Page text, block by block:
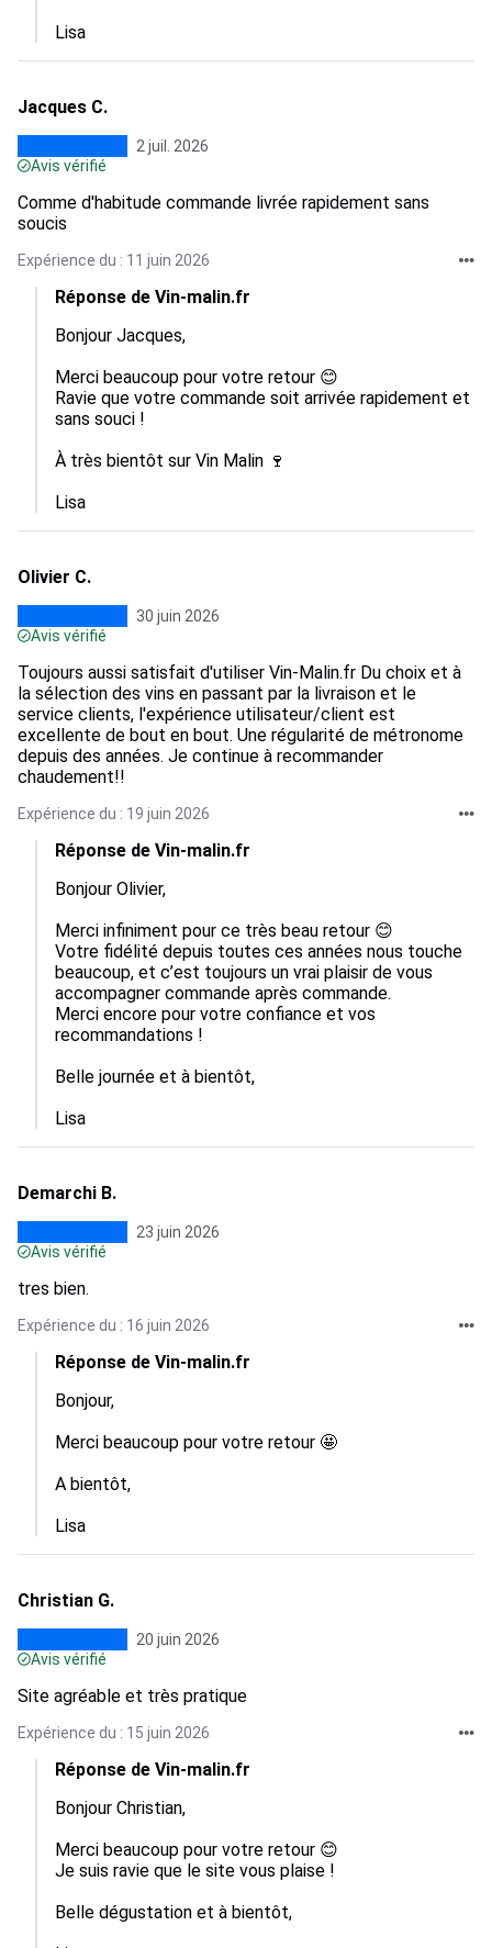
Lisa
Jacques C.
2 juil. 2026
Avis vérifié
Comme d'habitude commande livrée rapidement sans
soucis
Expérience du : 11 juin 2026
Réponse de Vin-malin.fr
Bonjour Jacques,
Merci beaucoup pour votre retour 😊
Ravie que votre commande soit arrivée rapidement et
sans souci !
À très bientôt sur Vin Malin 🍷
Lisa
Olivier C.
30 juin 2026
Avis vérifié
Toujours aussi satisfait d'utiliser Vin-Malin.fr Du choix et à
la sélection des vins en passant par la livraison et le
service clients, l'expérience utilisateur/client est
excellente de bout en bout. Une régularité de métronome
depuis des années. Je continue à recommander
chaudement!!
Expérience du : 19 juin 2026
Réponse de Vin-malin.fr
Bonjour Olivier,
Merci infiniment pour ce très beau retour 😊
Votre fidélité depuis toutes ces années nous touche
beaucoup, et c’est toujours un vrai plaisir de vous
accompagner commande après commande.
Merci encore pour votre confiance et vos
recommandations !
Belle journée et à bientôt,
Lisa
Demarchi B.
23 juin 2026
Avis vérifié
tres bien.
Expérience du : 16 juin 2026
Réponse de Vin-malin.fr
Bonjour,
Merci beaucoup pour votre retour 🤩
A bientôt,
Lisa
Christian G.
20 juin 2026
Avis vérifié
Site agréable et très pratique
Expérience du : 15 juin 2026
Réponse de Vin-malin.fr
Bonjour Christian,
Merci beaucoup pour votre retour 😊
Je suis ravie que le site vous plaise !
Belle dégustation et à bientôt,